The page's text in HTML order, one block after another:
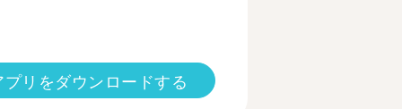
プリをダウンロードする